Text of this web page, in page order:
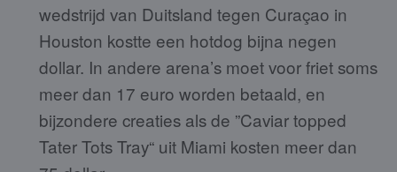
wedstrijd van Duitsland tegen Curaçao in
Houston kostte een hotdog bijna negen
dollar. In andere arena’s moet voor friet soms
meer dan 17 euro worden betaald, en
bijzondere creaties als de ”Caviar topped
Tater Tots Tray“ uit Miami kosten meer dan